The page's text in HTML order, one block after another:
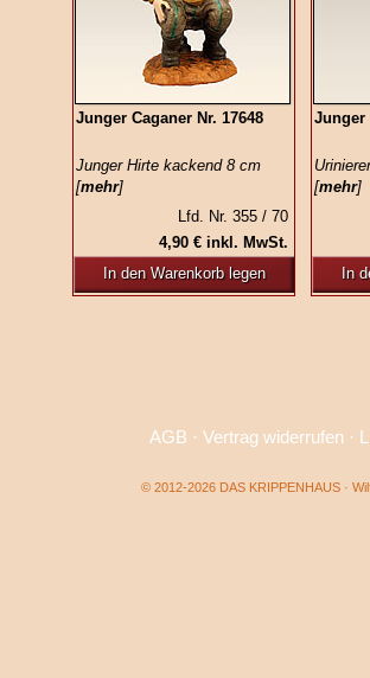
Junger Caganer Nr. 17648
Junger Hirte kackend 8 cm
[mehr]
Lfd. Nr. 355 / 70
4,90 € inkl. MwSt.
In den Warenkorb legen
Junger
[mehr]
In
AGB · Vertrag widerrufen·
© 2012-2026 DAS KRIPPENHAUS ·